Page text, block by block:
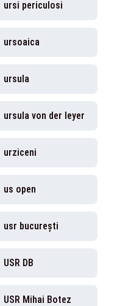
ursi periculosi
ursoaica
ursula
ursula von der leyer
urziceni
us open
usr bucurești
USR DB
USR Mihai Botez